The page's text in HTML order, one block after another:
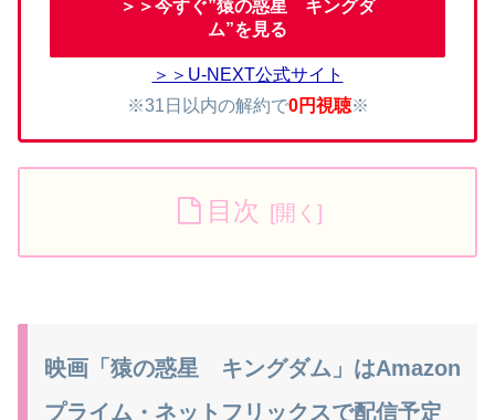
＞＞今すぐ”猿の惑星 キングダ
ム”を見る
＞＞U-NEXT公式サイト
※31日以内の解約で0円視聴※
目次
映画「猿の惑星 キングダム」はAmazon
プライム・ネットフリックスで配信予定